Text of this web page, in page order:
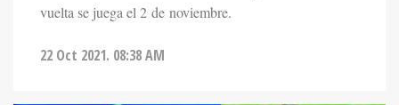
vuelta se juega el 2 de noviembre.
22 Oct 2021. 08:38 AM